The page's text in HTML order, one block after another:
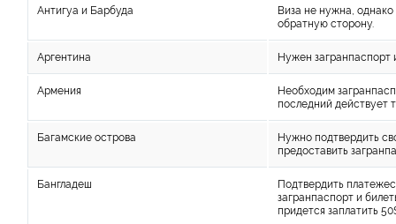
Антигуа и Барбуда
Виза не нужна,
обратную сторону.
Аргентина Нужен загранпаспорт
Армения
Необходим
последний действует
Багамские острова
Нужно подтвердить
предоставить
Бангладеш
Подтвердить
загранпаспорт и
придется заплатить